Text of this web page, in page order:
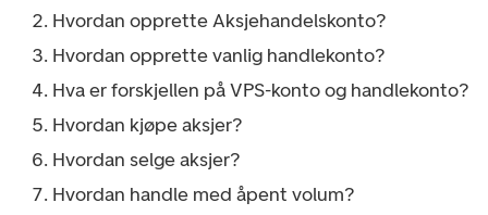
Hvordan opprette Aksjehandelskonto?
Hvordan opprette vanlig handlekonto?
Hva er forskjellen på VPS-konto og handlekonto?
Hvordan kjøpe aksjer?
Hvordan selge aksjer?
Hvordan handle med åpent volum?